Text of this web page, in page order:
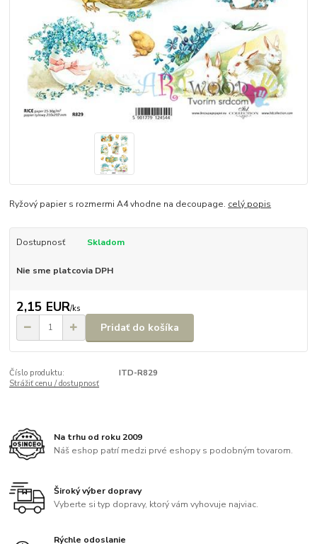
Ryžový papier s rozmermi A4 vhodne na decoupage. celý popis
Dostupnosť Skladom
Nie sme platcovia DPH
2,15 EUR/ks
Pridať do košíka
Číslo produktu:
ITD-R829
Strážiť cenu / dostupnosť
Na trhu od roku 2009
Náš eshop patrí medzi prvé eshopy s podobným tovarom.
Široký výber dopravy
Vyberte si typ dopravy, ktorý vám vyhovuje najviac.
Rýchle odoslanie